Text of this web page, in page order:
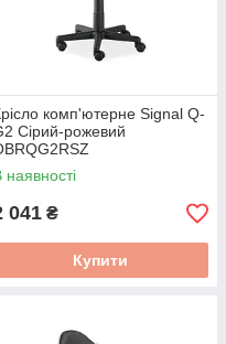
комп'ютерне Signal Q-
Сірий-рожевий
наявності
041 ₴
Купити